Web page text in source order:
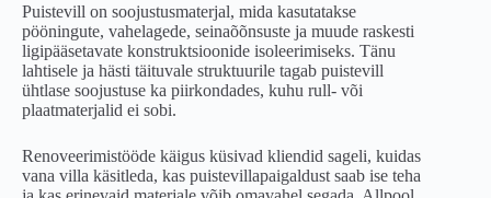
Puistevill on soojustusmaterjal, mida kasutatakse
pööningute, vahelagede, seinaõõnsuste ja muude raskesti
ligipääsetavate konstruktsioonide isoleerimiseks. Tänu
lahtisele ja hästi täituvale struktuurile tagab puistevill
ühtlase soojustuse ka piirkondades, kuhu rull- või
plaatmaterjalid ei sobi.
Renoveerimistööde käigus küsivad kliendid sageli, kuidas
vana villa käsitleda, kas puistevillapaigaldust saab ise teha